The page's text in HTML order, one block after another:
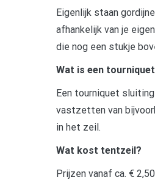
Eigenlijk staan
afhankelijk van je
die nog een stukje
Wat is een
Een tourniquet
vastzetten van
in het zeil.
Wat kost tentzeil?
Prijzen vanaf ca. €